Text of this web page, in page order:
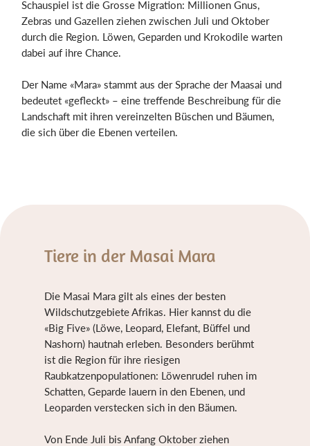
Schauspiel ist die Grosse Migration: Millionen Gnus,
Zebras und Gazellen ziehen zwischen Juli und Oktober
durch die Region. Löwen, Geparden und Krokodile warten
dabei auf ihre Chance.
Der Name «Mara» stammt aus der Sprache der Maasai und
bedeutet «gefleckt» – eine treffende Beschreibung für die
Landschaft mit ihren vereinzelten Büschen und Bäumen,
die sich über die Ebenen verteilen.
Tiere in der Masai Mara
Die Masai Mara gilt als eines der besten
Wildschutzgebiete Afrikas. Hier kannst du die
«Big Five» (Löwe, Leopard, Elefant, Büffel und
Nashorn) hautnah erleben. Besonders berühmt
ist die Region für ihre riesigen
Raubkatzenpopulationen: Löwenrudel ruhen im
Schatten, Geparde lauern in den Ebenen, und
Leoparden verstecken sich in den Bäumen.
Von Ende Juli bis Anfang Oktober ziehen